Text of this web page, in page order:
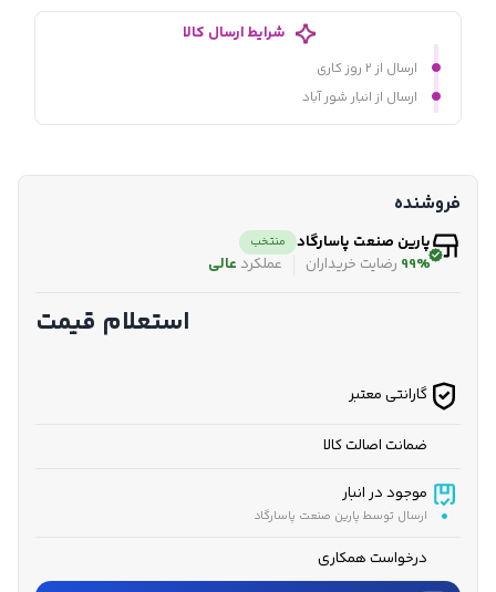
شرایط ارسال کالا
ارسال از ۲ روز کاری
ارسال از انبار شور آباد
فروشنده
پارین صنعت پاسارگاد منتخب
99% رضایت خریداران عملکرد عالی
استعلام قیمت
گارانتی معتبر
ضمانت اصالت کالا
موجود در انبار
ارسال توسط پارین صنعت پاسارگاد
درخواست همکاری